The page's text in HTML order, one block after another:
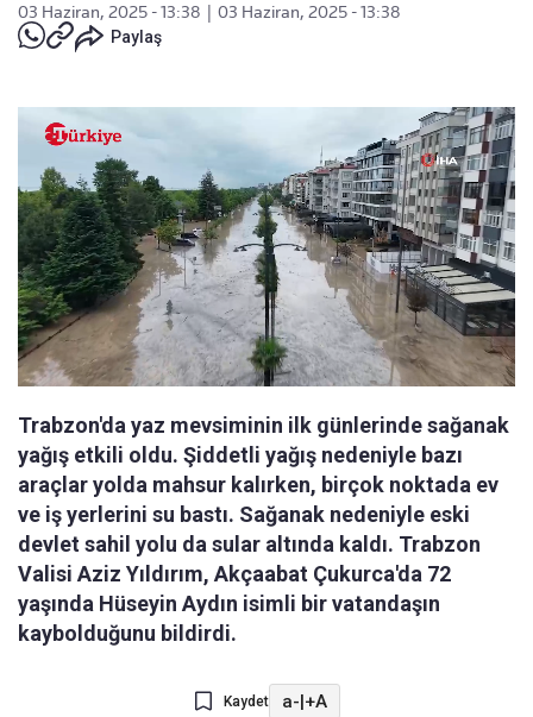
03 Haziran, 2025 - 13:38
03 Haziran, 2025 - 13:38
Paylaş
Trabzon'da yaz mevsiminin ilk günlerinde sağanak
yağış etkili oldu. Şiddetli yağış nedeniyle bazı
araçlar yolda mahsur kalırken, birçok noktada ev
ve iş yerlerini su bastı. Sağanak nedeniyle eski
devlet sahil yolu da sular altında kaldı. Trabzon
Valisi Aziz Yıldırım, Akçaabat Çukurca'da 72
yaşında Hüseyin Aydın isimli bir vatandaşın
kaybolduğunu bildirdi.
Kaydet a-|+A